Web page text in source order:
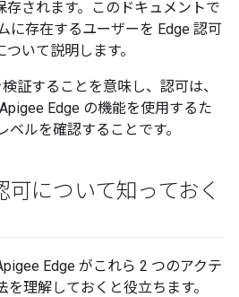
されます。
このドキュメントで
に存在するユーザーを Edge 認可
いて説明します。
証することを意味し、認可は、
Edge の機能を使用するた
ルを確認することです。
可について知っておく
Edge がこれら 2 つのアクテ
理解しておくと役立ちます。